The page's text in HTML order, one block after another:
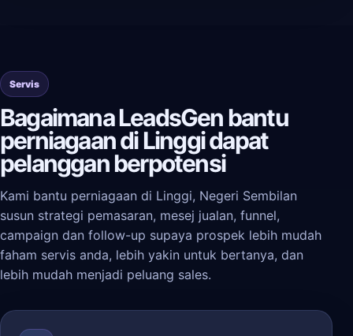
Servis
Bagaimana LeadsGen bantu
perniagaan di Linggi dapat
pelanggan berpotensi
Kami bantu perniagaan di Linggi, Negeri Sembilan
susun strategi pemasaran, mesej jualan, funnel,
campaign dan follow-up supaya prospek lebih mudah
faham servis anda, lebih yakin untuk bertanya, dan
lebih mudah menjadi peluang sales.